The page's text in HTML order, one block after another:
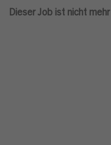
Dieser Job ist nicht